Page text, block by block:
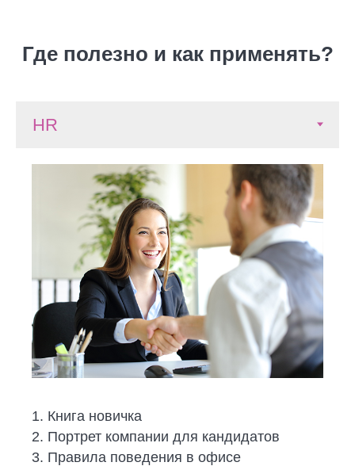
Где полезно и как применять?
1. Книга новичка
2. Портрет компании для кандидатов
3. Правила поведения в офисе